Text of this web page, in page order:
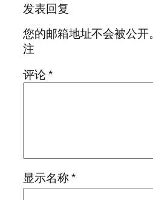
发表回复
您的邮箱地址不会被公开。
注
评论*
显示名称*